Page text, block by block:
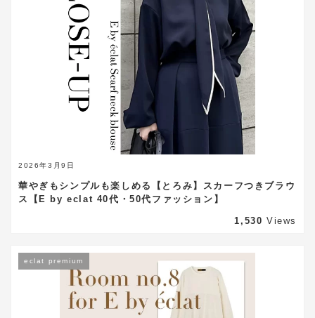
2026年3月9日
華やぎもシンプルも楽しめる【とろみ】スカーフつきブラウ
ス【E by eclat 40代・50代ファッション】
1,530 Views
eclat premium